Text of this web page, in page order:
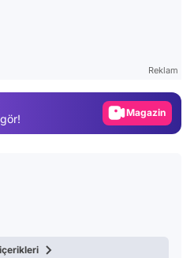
Reklam
Magazin